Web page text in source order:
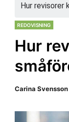
Hur revisorer
REDOVISNING
Hur
Carina Svensson